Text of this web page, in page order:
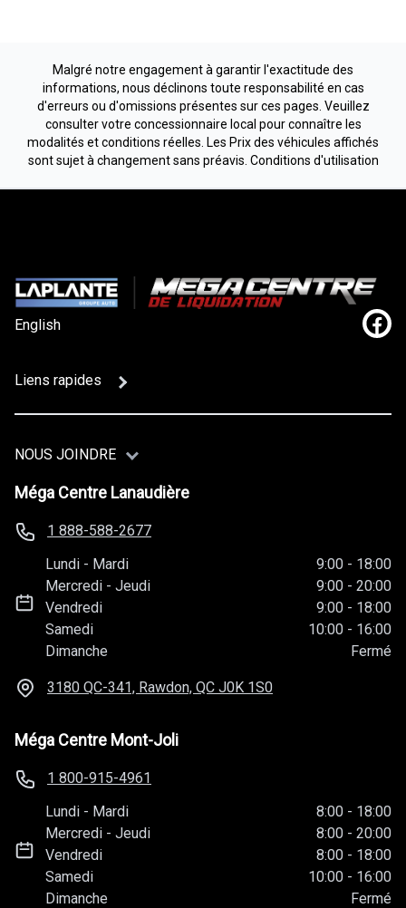
Malgré notre engagement à garantir l'exactitude des
informations, nous déclinons toute responsabilité en cas
d'erreurs ou d'omissions présentes sur ces pages. Veuillez
consulter votre concessionnaire local pour connaître les
modalités et conditions réelles. Les Prix des véhicules affichés
sont sujet à changement sans préavis. Conditions d'utilisation
English
Liens rapides
NOUS JOINDRE
Méga Centre Lanaudière
1 888-588-2677
Lundi - Mardi 9:00 - 18:00
Mercredi -Jeudi 9:00 - 20:00
Vendredi
9:00 - 18:00
Samedi
10:00 - 16:00
Dimanche
Fermé
3180 QC-341, Rawdon, QC J0K 1S0
Méga Centre Mont-Joli
1 800-915-4961
Lundi - Mardi 8:00 - 18:00
Mercredi -Jeudi 8:00 - 20:00
Vendredi
8:00 - 18:00
Samedi
10:00 - 16:00
Dimanche
Fermé